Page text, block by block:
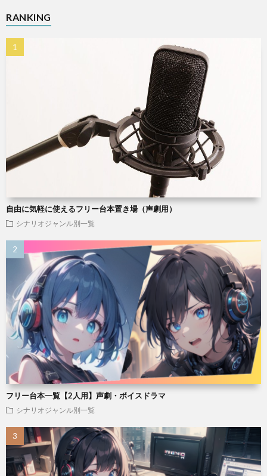
RANKING
自由に気軽に使えるフリー台本置き場（声劇用）
シナリオジャンル別一覧
フリー台本一覧【2人用】声劇・ボイスドラマ
シナリオジャンル別一覧